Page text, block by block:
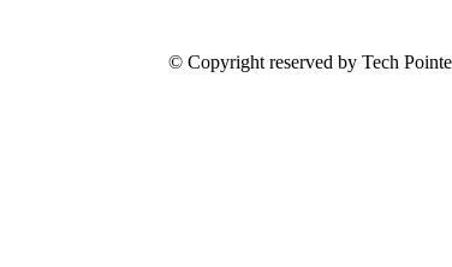
© Copyright reserved by Tech